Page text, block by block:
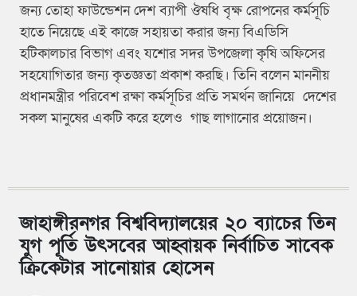
জন্য তোহা ফাউন্ডেশন দেশ ব্যাপী ঔষধি বৃক্ষ রোপনের কর্মসূচি
হাতে নিয়েছে এই কাজে সহায়তা করার জন্য বিএডিসি
হটিকালচার বিভাগ এবং যশোর সদর উপজেলা কৃষি অফিসের
সহযোগিতার জন্য কৃতজ্ঞতা প্রকাশ করছি। তিনি বলেন মাননীয়
প্রধানমন্ত্রীর পরিবেশ রক্ষা কর্মসূচির প্রতি সমর্থন জানিয়ে দেশের
সকল মানুষের একটি করে হলেও গাছ লাগানোর প্রয়োজন।
জাহাঙ্গীরনগর বিশ্ববিদ্যালয়ের ২০ ব্যাচের তিন
যুগ পূর্তি উৎসবের আহ্বায়ক নির্বাচিত সাবেক
ক্রিকেটার সানোয়ার হোসেন